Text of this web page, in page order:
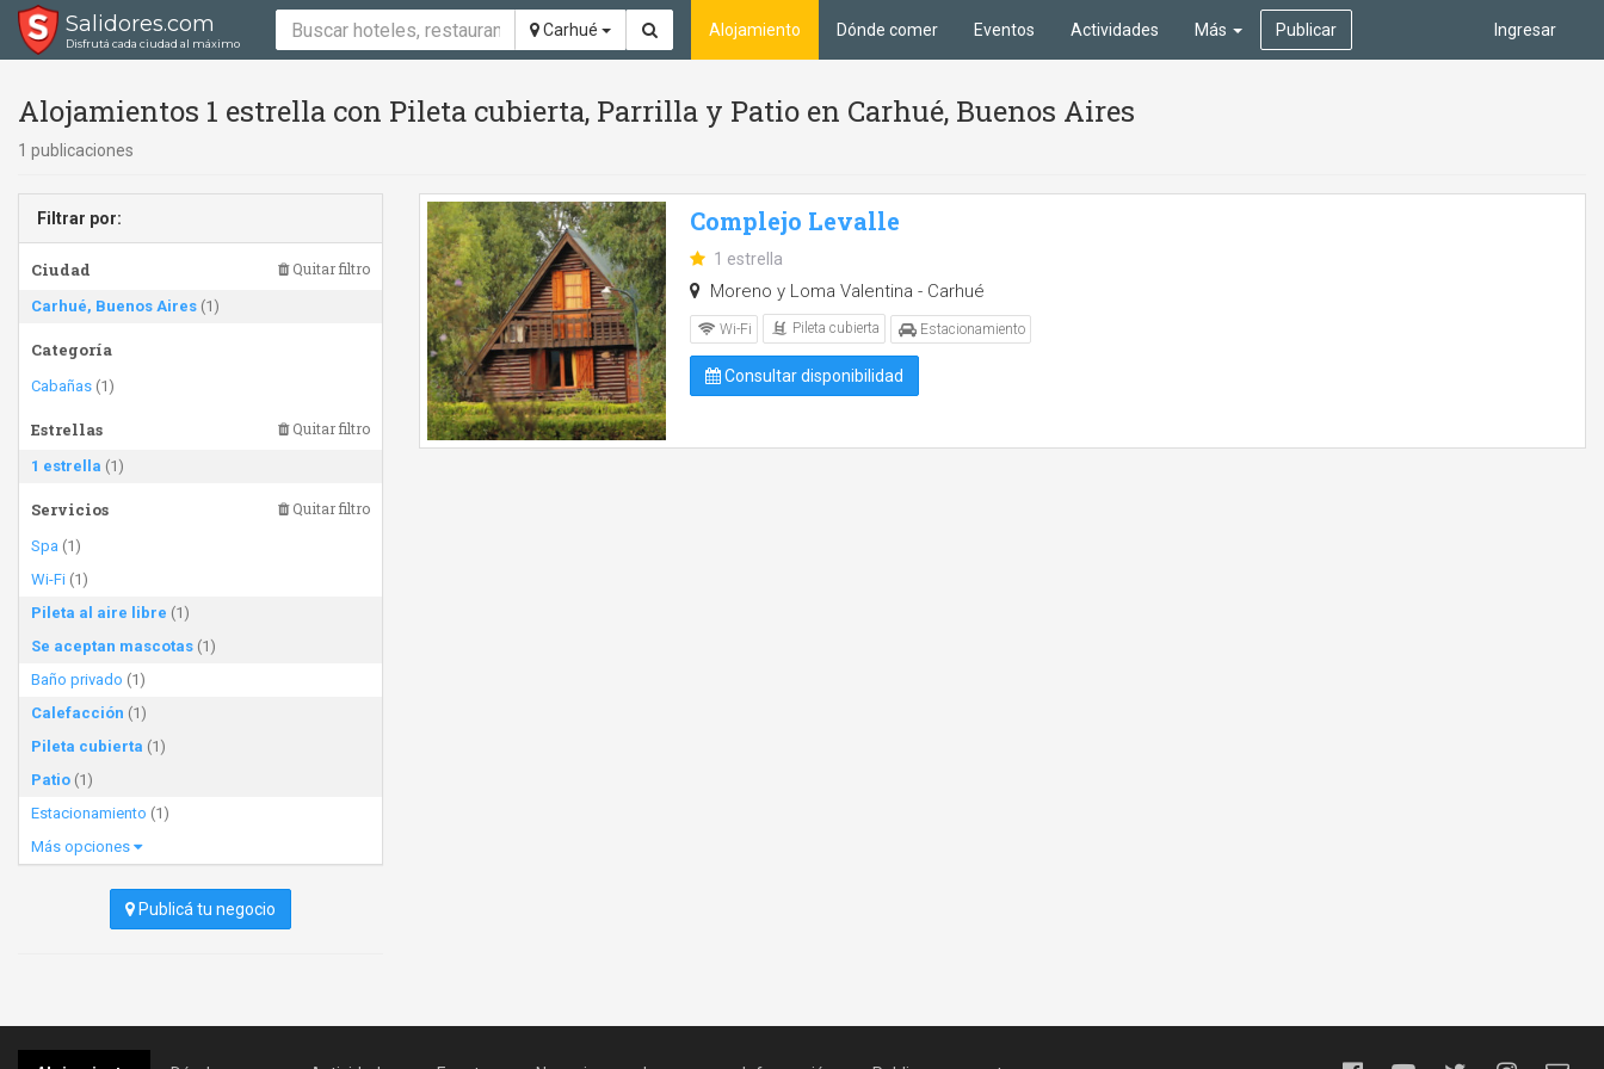
Salidores.com
Disfrutá cada ciudad al máximo
Carhué Ingresar
Alojamiento Dónde comer Eventos Actividades Más Publicar
Alojamientos 1 estrella con Pileta cubierta, Parrilla y Patio en Carhué, Buenos Aires
1 publicaciones
Filtrar por:
Ciudad Quitar filtro
Carhué, Buenos Aires (1)
Categoría
Cabañas (1)
Estrellas Quitar filtro
1 estrella (1)
Servicios Quitar filtro
Spa (1)
Wi-Fi (1)
Pileta al aire libre (1)
Se aceptan mascotas (1)
Baño privado (1)
Calefacción (1)
Pileta cubierta (1)
Patio (1)
Estacionamiento (1)
Más opciones
Publicá tu negocio
Complejo Levalle
1 estrella
Moreno y Loma Valentina - Carhué
Wi-Fi Pileta cubierta Estacionamiento
Consultar disponibilidad